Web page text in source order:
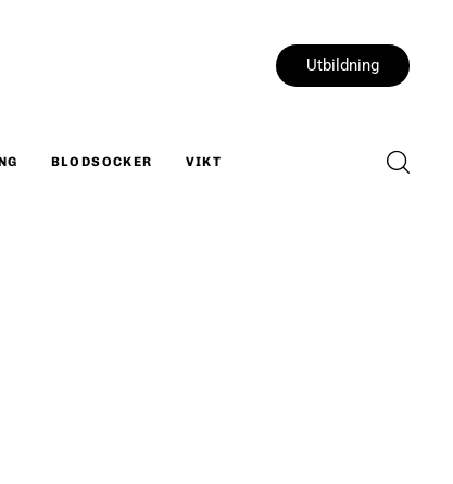
Utbildning
BLODSOCKER VIKT